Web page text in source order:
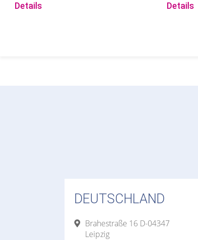
Details Details
DEUTSCHLAND
Brahestraße 16 D-04347
Leipzig